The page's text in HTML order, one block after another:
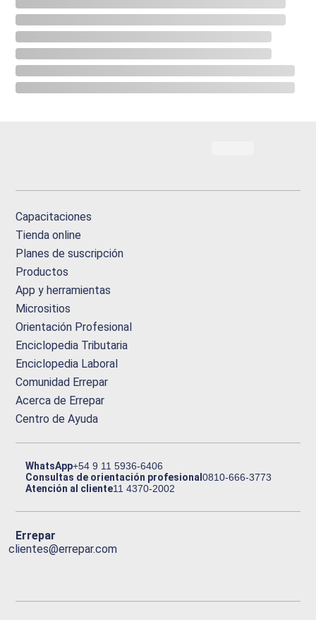
Capacitaciones
Tienda online
Planes de suscripción
Productos
App y herramientas
Micrositios
Orientación Profesional
Enciclopedia Tributaria
Enciclopedia Laboral
Comunidad Errepar
Acerca de Errepar
Centro de Ayuda
WhatsApp+54 9 11 5936-6406
Consultas de orientación profesional0810-666-3773
Atención al cliente11 4370-2002
Errepar
clientes@errepar.com